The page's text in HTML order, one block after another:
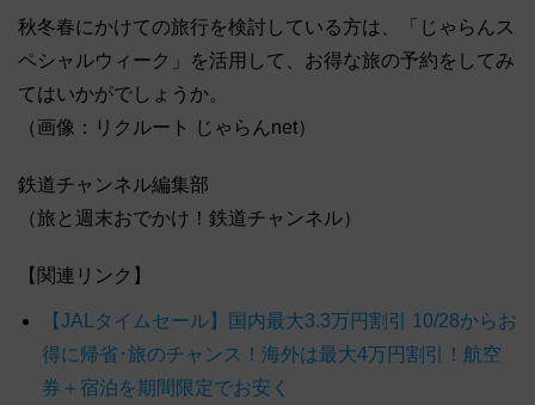
秋冬春にかけての旅行を検討している方は、「じゃらんス
ペシャルウィーク」を活用して、お得な旅の予約をしてみ
てはいかがでしょうか。
（画像：リクルート じゃらんnet）
鉄道チャンネル編集部
（旅と週末おでかけ！鉄道チャンネル）
【関連リンク】
【JALタイムセール】国内最大3.3万円割引 10/28からお
得に帰省･旅のチャンス！海外は最大4万円割引！航空
券＋宿泊を期間限定でお安く